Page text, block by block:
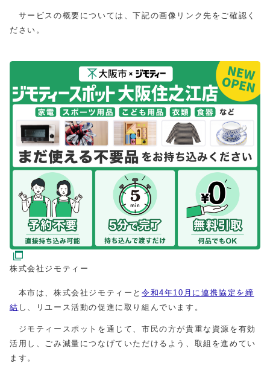
サービスの概要については、下記の画像リンク先をご確認く
ださい。
株式会社ジモティー
本市は、株式会社ジモティーと 令和4年10月に連携協定を締
結 し、リユース活動の促進に取り組んでいます。
ジモティースポットを通じて、市民の方が貴重な資源を有効
活用し、ごみ減量につなげていただけるよう、取組を進めてい
ます。